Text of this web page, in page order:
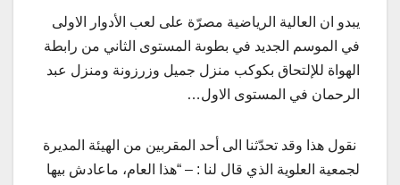
يبدو ان العالية الرياضية مصرّة على لعب الأدوار الاولى
في الموسم الجديد في بطوىة المستوى الثاني من رابطة
الهواة للإلتحاق بكوكب منزل جميل وزرزونة ومنزل عبد
الرحمان في المستوى الاول…
نقول هذا وقد تحدّثنا الى أحد المقربين من الهيئة المديرة
لجمعية العلوية الذي قال لنا : – “هذا العام، ماعادش بيها